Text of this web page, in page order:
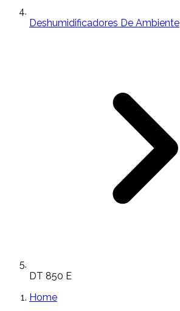
Deshumidificadores De Ambiente
DT 850 E
Home